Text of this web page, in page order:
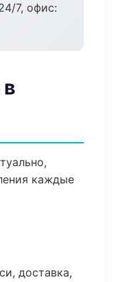
7, офис:
каждые
доставка,